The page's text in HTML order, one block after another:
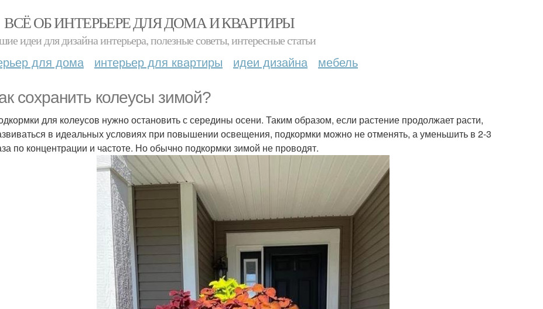
ВСЁ ОБ ИНТЕРЬЕРЕ ДЛЯ ДОМА И КВАРТИРЫ
идеи для дизайна интерьера, полезные советы, интересные статьи
для дома интерьер для квартиры идеи дизайна мебель
сохранить колеусы зимой?
для колеусов нужно остановить с середины осени. Таким образом, если растение продолжает расти,
в идеальных условиях при повышении освещения, подкормки можно не отменять, а уменьшить в 2-3
по концентрации и частоте. Но обычно подкормки зимой не проводят.